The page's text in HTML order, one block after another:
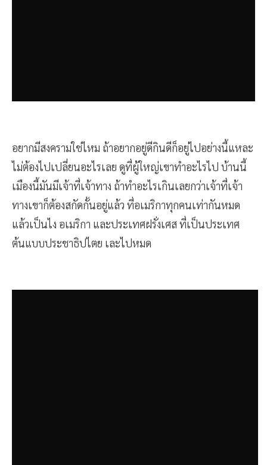
อยากมีสงครามใช่ไหม ถ้าอยากอยู่ดีกินดีก็อยู่ไปอย่างนี้แหละ
ไม่ต้องไปเปลี่ยนอะไรเลย ดูที่ผู้ใหญ่เขาทำอะไรไป บ้านนี้
เมืองนี้มันมีเจ้าที่เจ้าทาง ถ้าทำอะไรเกินเลยกว่าเจ้าที่เจ้า
ทางเขาก็ต้องสกัดกั้นอยู่แล้ว ที่อเมริกาทุกคนเท่ากันหมด
แล้วเป็นไง อเมริกา และประเทศฝรั่งเศส ที่เป็นประเทศ
ต้นแบบประชาธิปไตย เละไปหมด